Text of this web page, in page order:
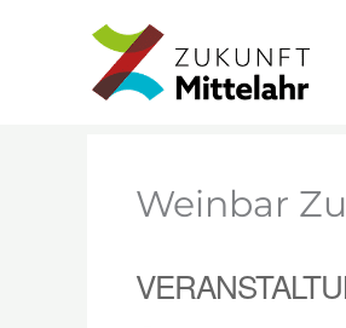
Start Veranstaltungsorte
Weinbar